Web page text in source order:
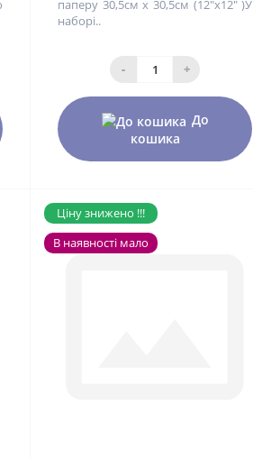
паперу 30,5см х 30,5см (12"x12" )У
наборі..
- +
До
кошика
Ціну знижено !!!
В наявності мало